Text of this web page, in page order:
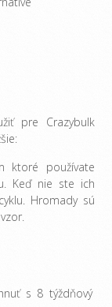
pre Crazybulk
ktoré používate
Keď nie ste ich
Hromady sú
s 8 týždňový